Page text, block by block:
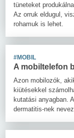
tüneteket
Az orruk eldugul,
rohamuk is lehet.
#MOBIL
A mobiltelefon
Azon mobilozók,
kiütésekkel
kutatási anyagban.
dermatitis-nek